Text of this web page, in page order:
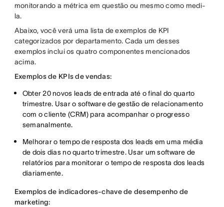
monitorando a métrica em questão ou mesmo como medi-
la.
Abaixo, você verá uma lista de exemplos de KPI
categorizados por departamento. Cada um desses
exemplos inclui os quatro componentes mencionados
acima.
Exemplos de KPIs de vendas:
Obter 20 novos leads de entrada até o final do quarto
trimestre. Usar o software de gestão de relacionamento
com o cliente (CRM) para acompanhar o progresso
semanalmente.
Melhorar o tempo de resposta dos leads em uma média
de dois dias no quarto trimestre. Usar um software de
relatórios para monitorar o tempo de resposta dos leads
diariamente.
Exemplos de indicadores-chave de desempenho de
marketing: